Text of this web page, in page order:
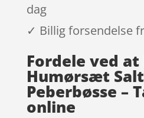
dag
✓ Billig forsendelse
Fordele ved
Humørsæt
Peberbøsse –
online